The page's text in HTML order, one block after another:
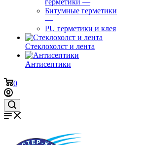
герметики —
Битумные герметики
—
PU герметики и клея
Стеклохолст и лента
Антисептики
0